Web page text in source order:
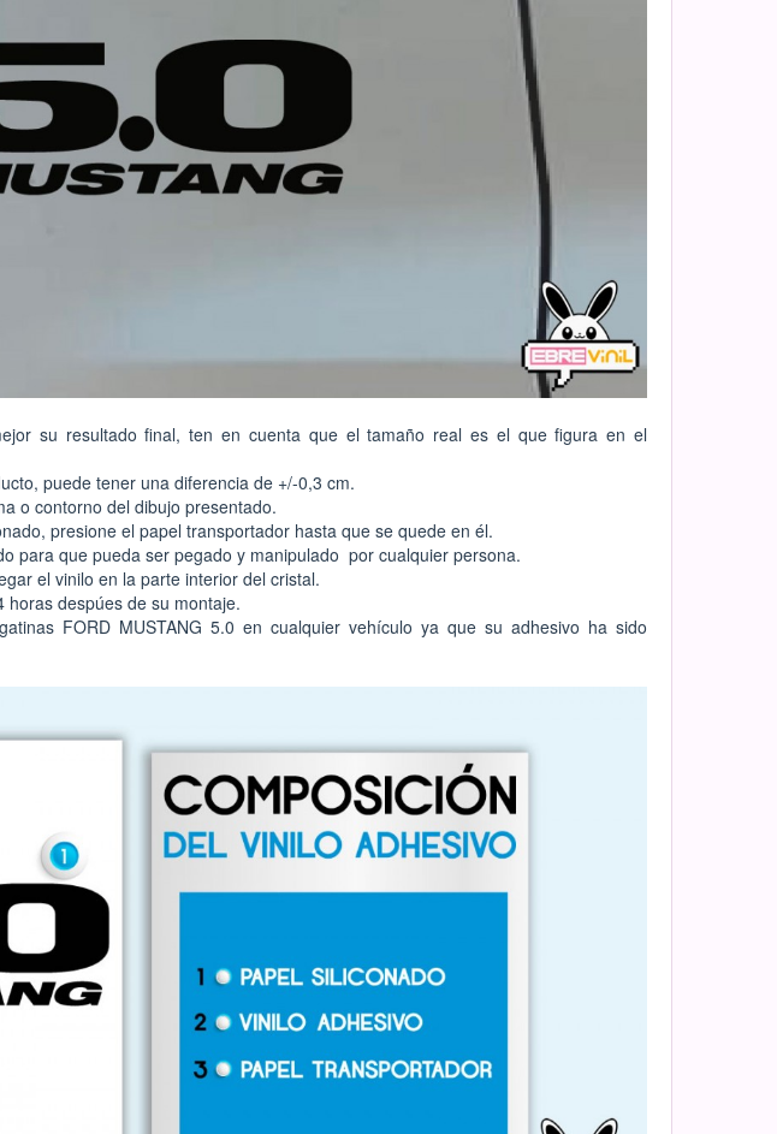
su resultado final, ten en cuenta que el tamaño real es el que figura en el
puede tener una diferencia de +/-0,3 cm.
o contorno del dibujo presentado.
presione el papel transportador hasta que se quede en él.
para que pueda ser pegado y manipulado por cualquier persona.
el vinilo en la parte interior del cristal.
horas despúes de su montaje.
FORD MUSTANG 5.0 en cualquier vehículo ya que su adhesivo ha sido